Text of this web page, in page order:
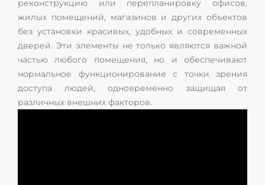
реконструкцию или перепланировку офисов,
жилых помещений, магазинов и других объектов
без установки красивых, удобных и современных
дверей. Эти элементы не только являются важной
частью любого помещения, но и обеспечивают
нормальное функционирование с точки зрения
доступа людей, одновременно защищая от
различных внешних факторов.